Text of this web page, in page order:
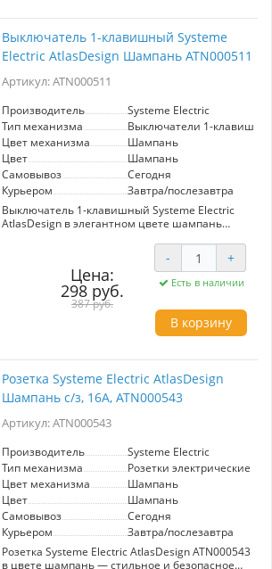
Выключатель 1-клавишный Systeme
Electric AtlasDesign Шампань ATN000511
Артикул: ATN000511
Производитель
Systeme Electric
Тип механизма
Выключатели 1-
Цвет механизма
Шампань
Цвет
Шампань
Самовывоз
Сегодня
Курьером
Завтра/послезавтра
Выключатель 1-клавишный Systeme Electric
AtlasDesign в элегантном цвете шампань
элементом для вашего интерьера. Он
предназначен для работы в электросетях
напряжением 250 В и способен выдерживать
ток до 10 А. Данный механизм выполнен из
высококачественного ABS-пластика, который
отличается стойкостью к царапинам и жару, а
также защищает от негативного воздействия
монтажные лапки обеспечивают надёжную
фиксацию выключателя в монтажной коробке,
что упрощает его установку и гарантирует
долговечность. Выбирая выключатель Systeme
дизайна и выдающихся технических
выбором для любого помещения.
Цена:
298 руб.
387 руб.
- +
Есть в наличии
В корзину
Розетка Systeme Electric AtlasDesign
Шампань с/з, 16А, ATN000543
Артикул: ATN000543
Производитель
Systeme Electric
Тип механизма
Розетки электрические
Цвет механизма
Шампань
Цвет
Шампань
Самовывоз
Сегодня
Курьером
Завтра/послезавтра
Розетка Systeme Electric AtlasDesign ATN000543
в цвете шампань — стильное и безопасное